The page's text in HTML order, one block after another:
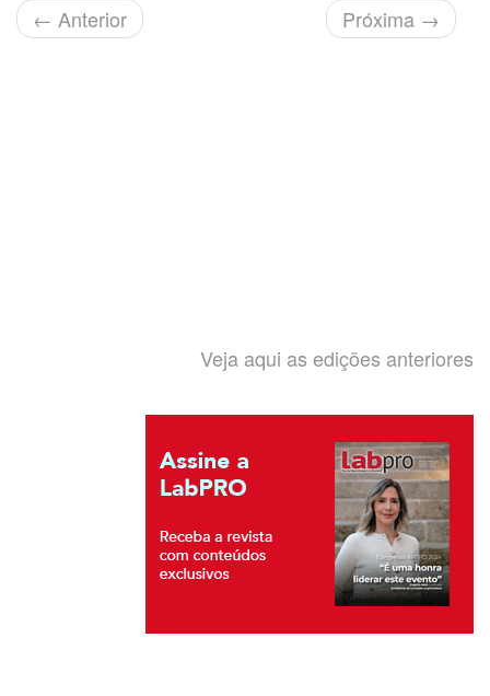
← Anterior Próxima →
Veja aqui as edições anteriores